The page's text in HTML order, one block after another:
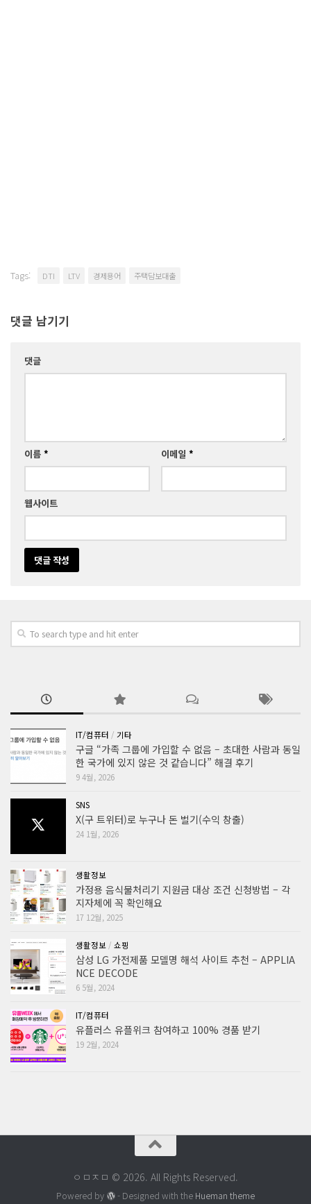
Tags: DTI LTV 경제용어 주택담보대출
댓글 남기기
댓글
이름 * 이메일 *
웹사이트
IT/컴퓨터 / 기타
구글 “가족 그룹에 가입할 수 없음 – 초대한 사람과 동일
한 국가에 있지 않은 것 같습니다” 해결 후기
9 4월, 2026
SNS
X(구 트위터)로 누구나 돈 벌기(수익 창출)
24 1월, 2026
생활정보
가정용 음식물처리기 지원금 대상 조건 신청방법 – 각
지자체에 꼭 확인해요
17 12월, 2025
생활정보 / 쇼핑
삼성 LG 가전제품 모델명 해석 사이트 추천 – APPLIA
NCE DECODE
6 5월, 2024
IT/컴퓨터
유플러스 유플위크 참여하고 100% 경품 받기
19 2월, 2024
ㅇㅁㅈㅁ © 2026. All Rights Reserved.
Powered by - Designed with the Hueman theme